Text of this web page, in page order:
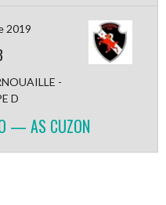
2019
-
D
— AS CUZON